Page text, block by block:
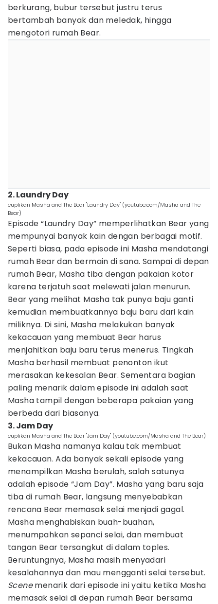
berkurang, bubur tersebut justru terus
bertambah banyak dan meledak, hingga
mengotori rumah Bear.
2. Laundry Day
cuplikan Masha and The Bear "Laundry Day" (youtube.com/Masha and The
Bear)
Episode “Laundry Day” memperlihatkan Bear yang
mempunyai banyak kain dengan berbagai motif.
Seperti biasa, pada episode ini Masha mendatangi
rumah Bear dan bermain di sana. Sampai di depan
rumah Bear, Masha tiba dengan pakaian kotor
karena terjatuh saat melewati jalan menurun.
Bear yang melihat Masha tak punya baju ganti
kemudian membuatkannya baju baru dari kain
miliknya. Di sini, Masha melakukan banyak
kekacauan yang membuat Bear harus
menjahitkan baju baru terus menerus. Tingkah
Masha berhasil membuat penonton ikut
merasakan kekesalan Bear. Sementara bagian
paling menarik dalam episode ini adalah saat
Masha tampil dengan beberapa pakaian yang
berbeda dari biasanya.
3. Jam Day
cuplikan Masha and The Bear "Jam Day" (youtube.com/Masha and The Bear)
Bukan Masha namanya kalau tak membuat
kekacauan. Ada banyak sekali episode yang
menampilkan Masha berulah, salah satunya
adalah episode “Jam Day”. Masha yang baru saja
tiba di rumah Bear, langsung menyebabkan
rencana Bear memasak selai menjadi gagal.
Masha menghabiskan buah-buahan,
menumpahkan sepanci selai, dan membuat
tangan Bear tersangkut di dalam toples.
Beruntungnya, Masha masih menyadari
kesalahannya dan mau mengganti selai tersebut.
Scenemenarik dari episode ini yaitu ketika Masha
memasak selai di depan rumah Bear bersama